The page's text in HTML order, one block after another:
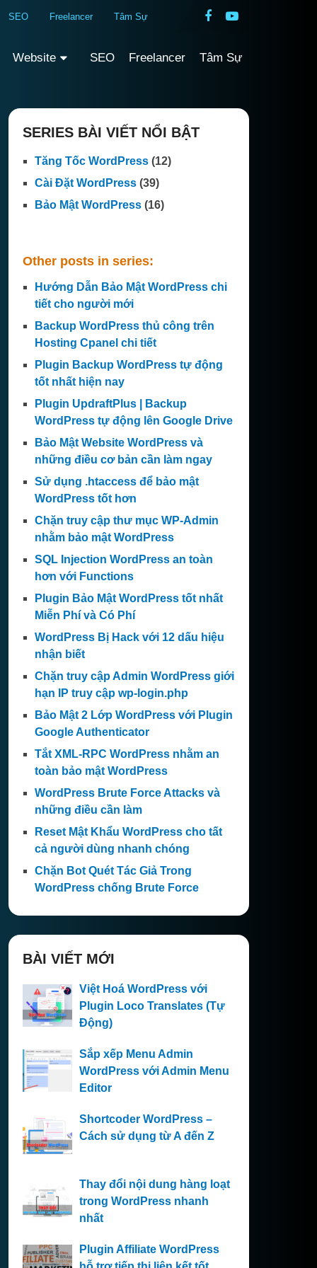
SEO Freelancer Tâm Sự
Website SEO Freelancer Tâm Sự
SERIES BÀI VIẾT NỔI BẬT
Tăng Tốc WordPress (12)
Cài Đặt WordPress (39)
Bảo Mật WordPress (16)
Other posts in series:
Hướng Dẫn Bảo Mật WordPress chi
tiết cho người mới
Backup WordPress thủ công trên
Hosting Cpanel chi tiết
Plugin Backup WordPress tự động
tốt nhất hiện nay
Plugin UpdraftPlus | Backup
WordPress tự động lên Google Drive
Bảo Mật Website WordPress và
những điều cơ bản cần làm ngay
Sử dụng .htaccess để bảo mật
WordPress tốt hơn
Chặn truy cập thư mục WP-Admin
nhằm bảo mật WordPress
SQL Injection WordPress an toàn
hơn với Functions
Plugin Bảo Mật WordPress tốt nhất
Miễn Phí và Có Phí
WordPress Bị Hack với 12 dấu hiệu
nhận biết
Chặn truy cập Admin WordPress giới
hạn IP truy cập wp-login.php
Bảo Mật 2 Lớp WordPress với Plugin
Google Authenticator
Tắt XML-RPC WordPress nhằm an
toàn bảo mật WordPress
WordPress Brute Force Attacks và
những điều cần làm
Reset Mật Khẩu WordPress cho tất
cả người dùng nhanh chóng
Chặn Bot Quét Tác Giả Trong
WordPress chống Brute Force
BÀI VIẾT MỚI
Việt Hoá WordPress với
Plugin Loco Translates (Tự
Động)
Sắp xếp Menu Admin
WordPress với Admin Menu
Editor
Shortcoder WordPress –
Cách sử dụng từ A đến Z
Thay đổi nội dung hàng loạt
trong WordPress nhanh
nhất
Plugin Affiliate WordPress